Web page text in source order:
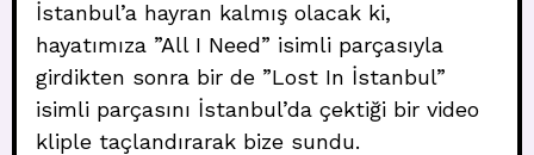
İstanbul’a hayran kalmış olacak ki,
hayatımıza ”All I Need” isimli parçasıyla
girdikten sonra bir de ”Lost In İstanbul”
isimli parçasını İstanbul’da çektiği bir video
kliple taçlandırarak bize sundu.